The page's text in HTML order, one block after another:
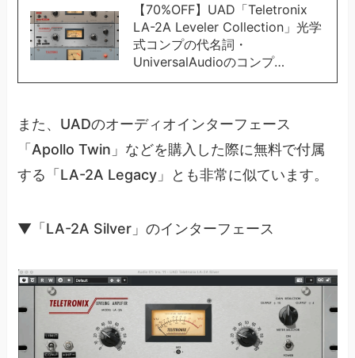
【70%OFF】UAD「Teletronix
LA-2A Leveler Collection」光学
式コンプの代名詞・
UniversalAudioのコンプ…
また、UADのオーディオインターフェース
「Apollo Twin」などを購入した際に無料で付属
する「LA-2A Legacy」とも非常に似ています。
▼「LA-2A Silver」のインターフェース